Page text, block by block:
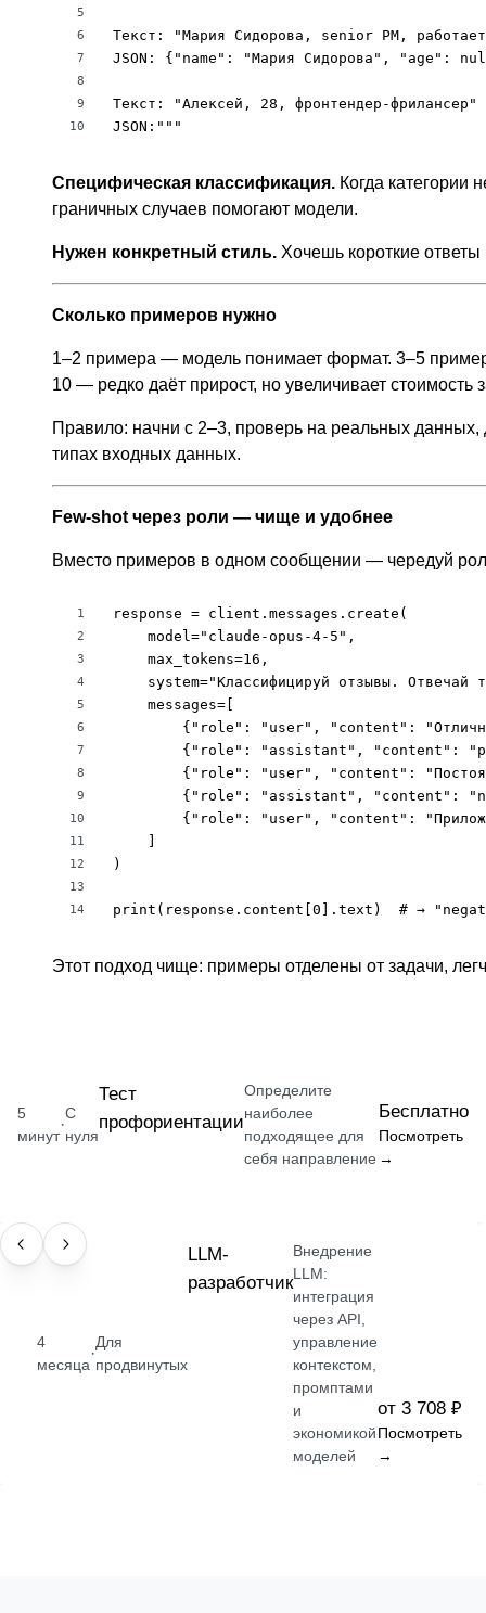
5
6
7
8
9
10
Текст: "Мария Сидорова, senior PM,
JSON: {"name": "Мария Сидорова", "age":
Текст: "Алексей, 28, фронтендер-фрилансер"
JSON:"""
Специфическая классификация. Когда
граничных случаев помогают модели.
Нужен конкретный стиль. Хочешь короткие
Сколько примеров нужно
1–2 примера — модель понимает формат. 3–5
10 — редко даёт прирост, но увеличивает стоимость
Правило: начни с 2–3, проверь на реальных
типах входных данных.
Few-shot через роли — чище и удобнее
Вместо примеров в одном сообщении — чередуй
1
2
3
4
5
6
7
8
9
10
11
12
13
14
response = client.messages.create(
    model="claude-opus-4-5",
    max_tokens=16,
system="Классифицируй отзывы. Отвечай
    messages=[
{"role": "user", "content":
{"role": "assistant", "content":
{"role": "user", "content":
{"role": "assistant", "content":
{"role": "user", "content":
)
print(response.content[0].text)  # →
Этот подход чище: примеры отделены от задачи,
5
минут
·
С
нуля
Тест
профориентации
Определите
наиболее
подходящее для
себя направление
Бесплатно
Посмотреть
→
ПРОФЕССИЯ
4
месяца
·
Для
продвинутых
LLM-
разработчик
Внедрение
LLM:
интеграция
через API,
управление
контекстом,
промптами
и
экономикой
моделей
от 3 708 ₽
Посмотреть
→